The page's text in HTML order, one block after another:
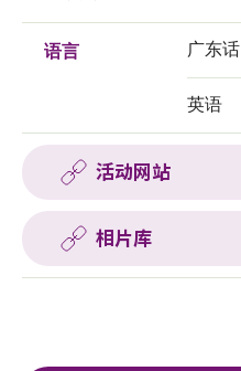
语言 广东话
英语
活动网站
相片库